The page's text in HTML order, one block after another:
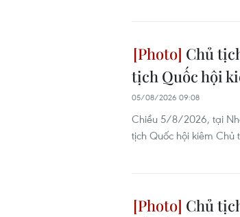
Chủ
tịch Quốc hội
05/08/2026 09:08
Chiều 5/8/2026, tại
tịch Quốc hội kiêm Chủ
Chủ